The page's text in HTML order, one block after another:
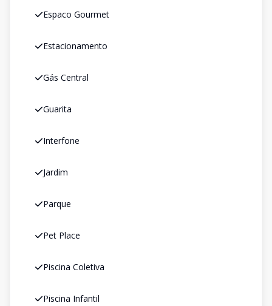
Espaco Gourmet
Estacionamento
Gás Central
Guarita
Interfone
Jardim
Parque
Pet Place
Piscina Coletiva
Piscina Infantil